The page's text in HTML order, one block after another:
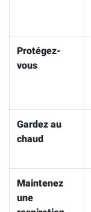
Protégez-
vous
Gardez au
chaud
Maintenez
une